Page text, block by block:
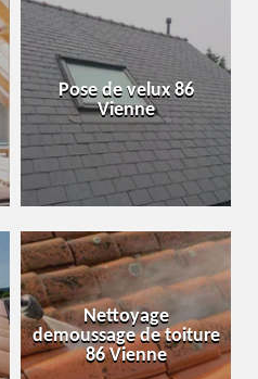
Pose de velux 86
Vienne
Nettoyage
demoussage de toiture
86 Vienne